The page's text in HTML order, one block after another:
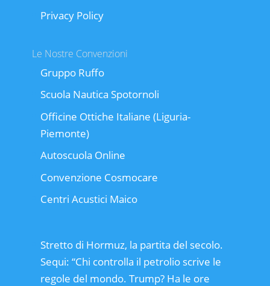
Privacy Policy
Le Nostre Convenzioni
Gruppo Ruffo
Scuola Nautica Spotornoli
Officine Ottiche Italiane (Liguria-
Piemonte)
Autoscuola Online
Convenzione Cosmocare
Centri Acustici Maico
Stretto di Hormuz, la partita del secolo.
Sequi: “Chi controlla il petrolio scrive le
regole del mondo. Trump? Ha le ore